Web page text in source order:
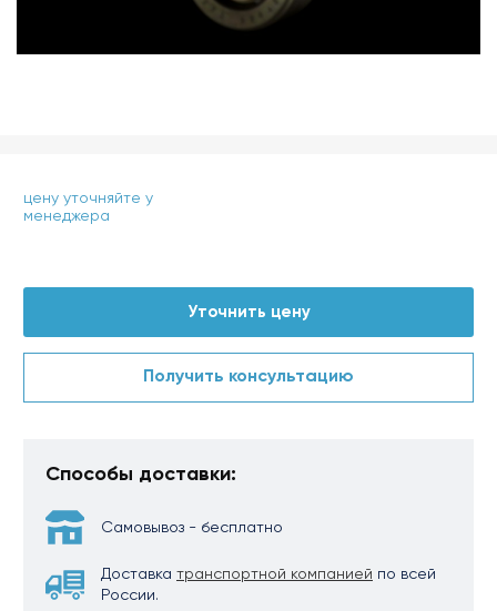
цену уточняйте у
менеджера
Уточнить цену
Получить консультацию
Способы доставки:
Самовывоз - бесплатно
Доставка транспортной компанией по всей
России.